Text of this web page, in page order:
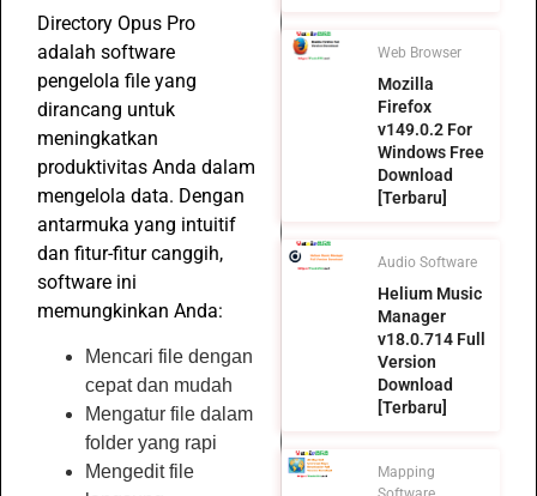
Directory Opus Pro
adalah software
pengelola file yang
dirancang untuk
meningkatkan
produktivitas Anda dalam
mengelola data. Dengan
antarmuka yang intuitif
dan fitur-fitur canggih,
software ini
memungkinkan Anda:
Mencari file dengan
cepat dan mudah
Mengatur file dalam
folder yang rapi
Mengedit file
Web Browser
Mozilla
Firefox
v149.0.2 For
Windows Free
Download
[Terbaru]
Audio Software
Helium Music
Manager
v18.0.714 Full
Version
Download
[Terbaru]
Mapping